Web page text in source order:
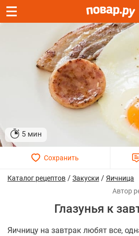
5 мин
Каталог рецептов / Закуски / Яичница
Глазунья к
Яичницу на завтрак любят все,